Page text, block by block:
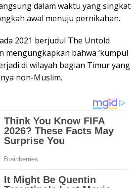
dalam waktu yang singkat
awal menuju pernikahan.
2021 berjudul The Untold
mengungkapkan bahwa ‘kumpul
di wilayah bagian Timur yang
non-Muslim.